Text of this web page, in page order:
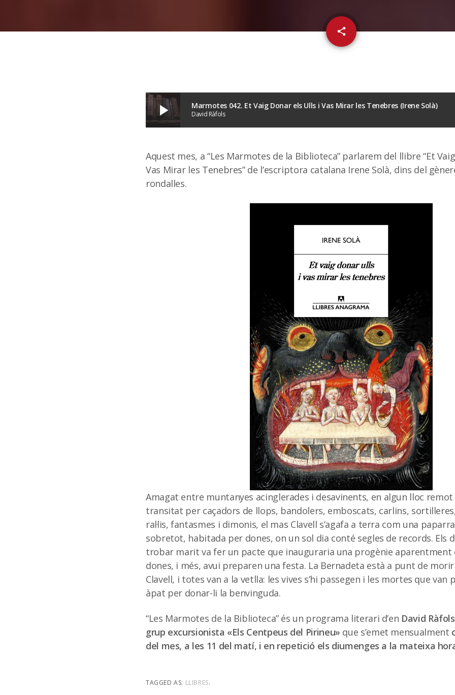
share
email
play_arrow Marmotes 042. Et Vaig Donar els Ulls i Vas Mirar les Tenebres (Irene Solà)
David Ràfols
Aquest mes, a “Les Marmotes de la Biblioteca” parlarem del llibre “Et
Vas Mirar les Tenebres” de l’escriptora catalana Irene Solà, dins del
rondalles.
Amagat entre muntanyes acinglerades i desavinents, en algun lloc remot
transitat per caçadors de llops, bandolers, emboscats, carlins,
ral·lis, fantasmes i dimonis, el mas Clavell s’agafa a terra com una
sobretot, habitada per dones, on un sol dia conté segles de records. Els
trobar marit va fer un pacte que inauguraria una progènie aparentment
dones, i més, avui preparen una festa. La Bernadeta està a punt de
Clavell, i totes van a la vetlla: les vives s’hi passegen i les mortes que
àpat per donar-li la benvinguda.
“Les Marmotes de la Biblioteca” és un programa literari d’en David
grup excursionista «Els Centpeus del Pirineu» que s’emet mensualment
del mes, a les 11 del matí, i en repetició els diumenges a la mateixa
TAGGED AS: LLIBRES.